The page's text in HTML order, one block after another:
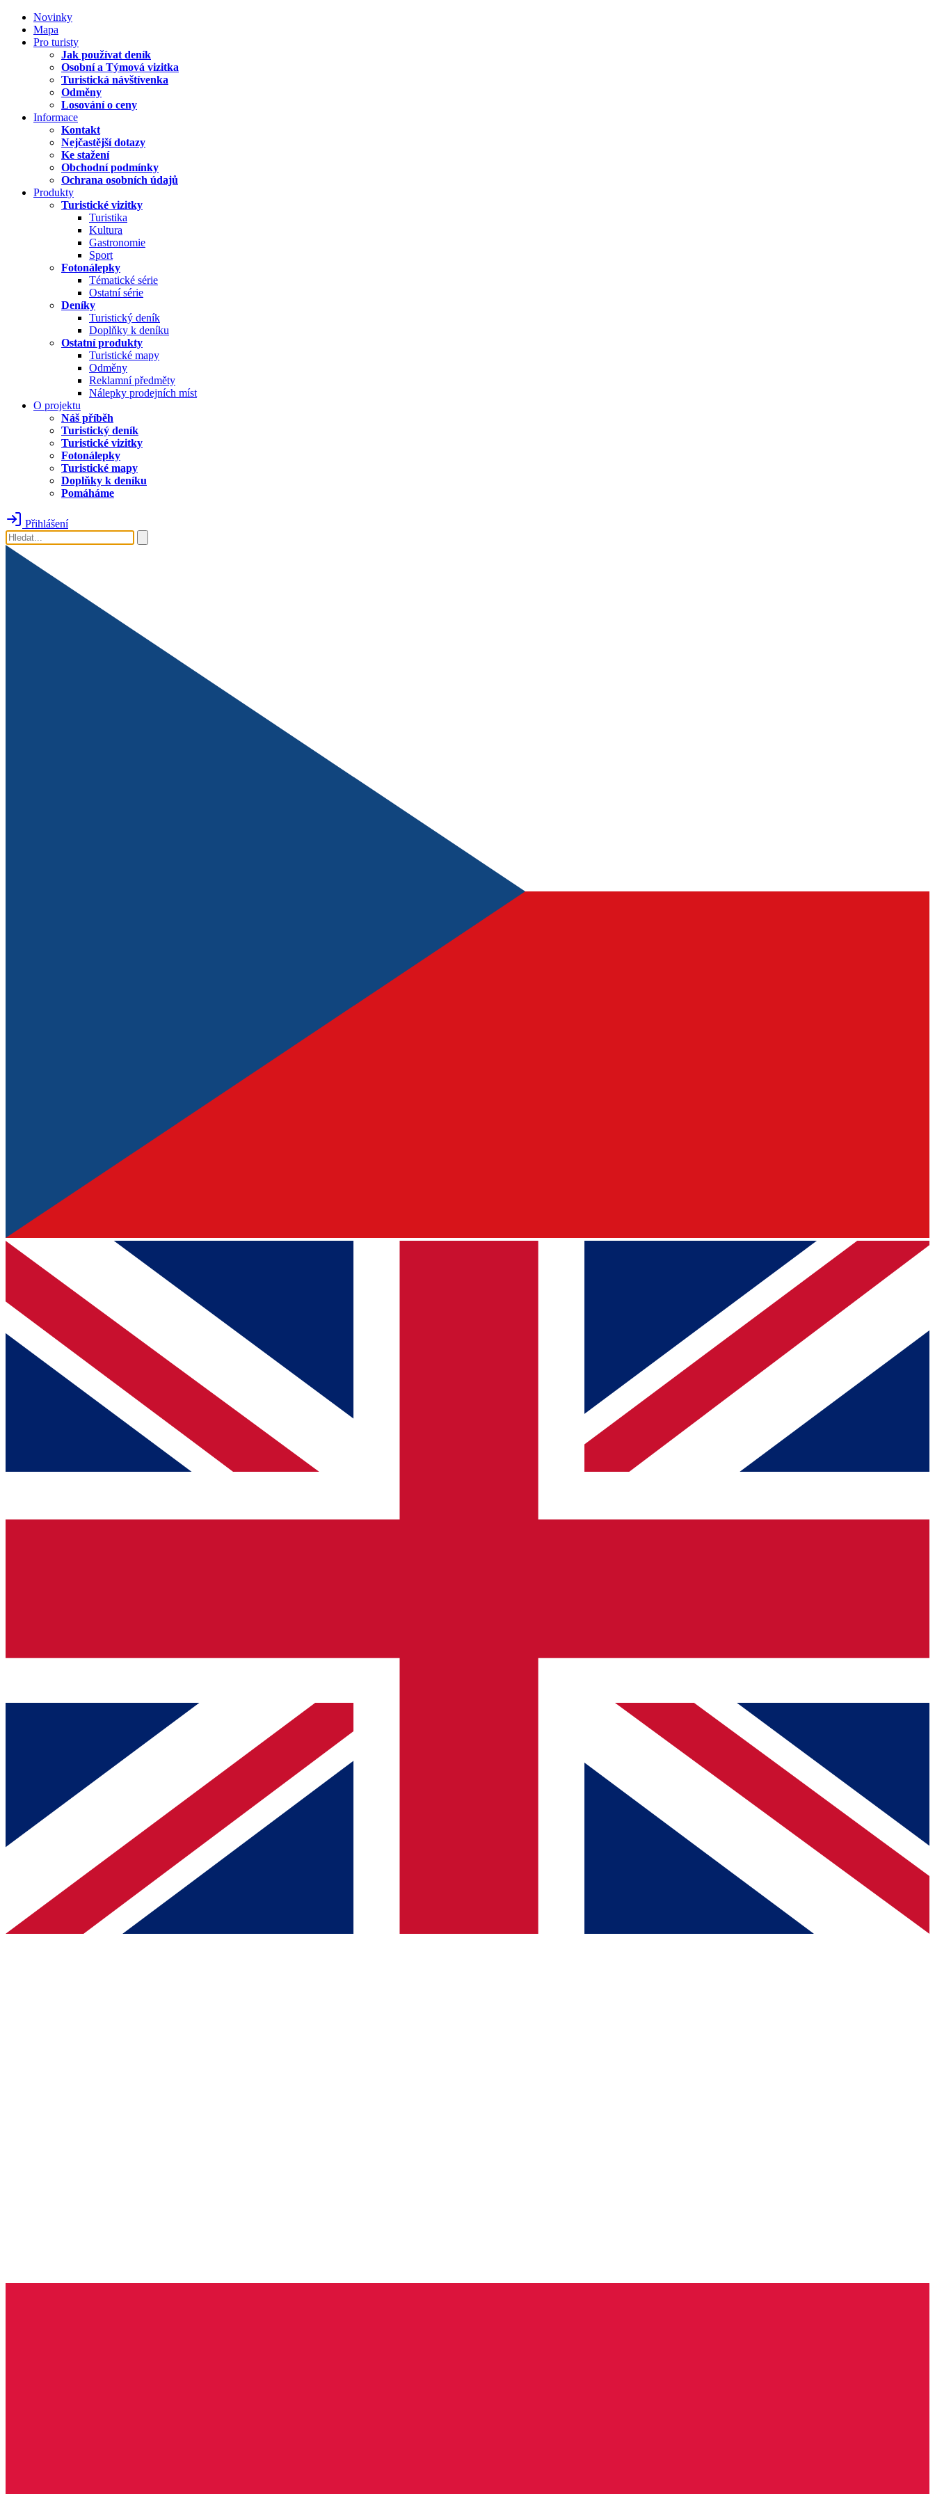
Novinky
Mapa
Pro turisty
Jak používat deník
Osobní a Týmová vizitka
Turistická návštívenka
Odměny
Losování o ceny
Informace
Kontakt
Nejčastější dotazy
Ke stažení
Obchodní podmínky
Ochrana osobních údajů
Produkty
Turistické vizitky
Turistika
Kultura
Gastronomie
Sport
Fotonálepky
Tématické série
Ostatní série
Deníky
Turistický deník
Doplňky k deníku
Ostatní produkty
Turistické mapy
Odměny
Reklamní předměty
Nálepky prodejních míst
O projektu
Náš příběh
Turistický deník
Turistické vizitky
Fotonálepky
Turistické mapy
Doplňky k deníku
Pomáháme
Přihlášení